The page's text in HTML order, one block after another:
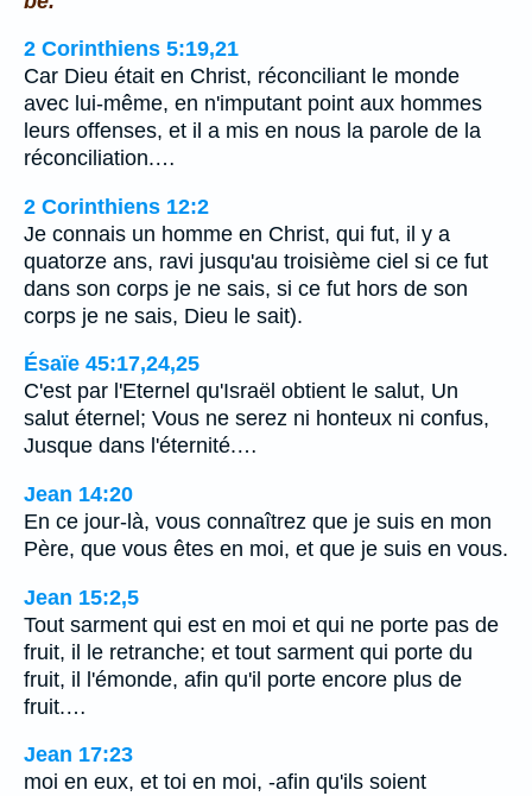
2 Corinthiens 5:19,21
Car Dieu était en Christ, réconciliant le monde
avec lui-même, en n'imputant point aux hommes
leurs offenses, et il a mis en nous la parole de la
réconciliation.…
2 Corinthiens 12:2
Je connais un homme en Christ, qui fut, il y a
quatorze ans, ravi jusqu'au troisième ciel si ce fut
dans son corps je ne sais, si ce fut hors de son
corps je ne sais, Dieu le sait).
Ésaïe 45:17,24,25
C'est par l'Eternel qu'Israël obtient le salut, Un
salut éternel; Vous ne serez ni honteux ni confus,
Jusque dans l'éternité.…
Jean 14:20
En ce jour-là, vous connaîtrez que je suis en mon
Père, que vous êtes en moi, et que je suis en vous.
Jean 15:2,5
Tout sarment qui est en moi et qui ne porte pas de
fruit, il le retranche; et tout sarment qui porte du
fruit, il l'émonde, afin qu'il porte encore plus de
fruit.…
Jean 17:23
moi en eux, et toi en moi, -afin qu'ils soient